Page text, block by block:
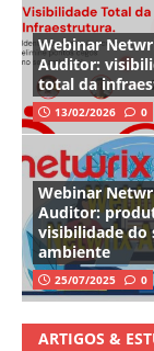
Webinar
Auditor:
total da
13/02/2026 0
Webinar
Auditor:
visibilidade do
ambiente
25/07/2025 0
ARTIGOS &